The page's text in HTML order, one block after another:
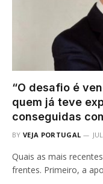
“O desafio é
quem já teve
conseguidas
BY VEJA PORTUGAL
Quais as mais
frentes. Primeiro, a